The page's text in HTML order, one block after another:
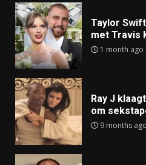
Taylor
met Travis
1 month ago
Ray J
om
9 months ago